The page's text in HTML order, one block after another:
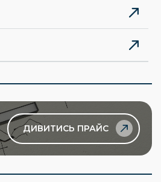
ДИВИТИСЬ ПРАЙС